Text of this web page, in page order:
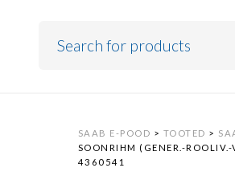
SAAB E-POOD > TOOTED >
SOONRIHM (GENER.-ROOLIV.-
4360541